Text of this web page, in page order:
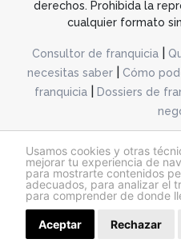
Usamos cookies y otras
mejorar tu experiencia de
para mostrarte contenidos
adecuados, para analizar el
para comprender de donde
Aceptar Rechazar
derechos. Prohibida la
cualquier formato
Consultor de franquicia
necesitas saber
Cómo
franquicia| Dossiers de
@franquiciashoy.es |Aviso legal|